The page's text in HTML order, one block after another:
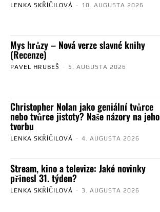
LENKA SKŘÍČILOVÁ - 10. AUGUSTA 2026
Mys hrůzy – Nová verze slavné knihy
(Recenze)
PAVEL HRUBEŠ - 5. AUGUSTA 2026
Christopher Nolan jako geniální tvůrce
nebo tvůrce jistoty? Naše názory na jeho
tvorbu
LENKA SKŘÍČILOVÁ - 4. AUGUSTA 2026
Stream, kino a televize: Jaké novinky
přinesl 31. týden?
LENKA SKŘÍČILOVÁ - 3. AUGUSTA 2026